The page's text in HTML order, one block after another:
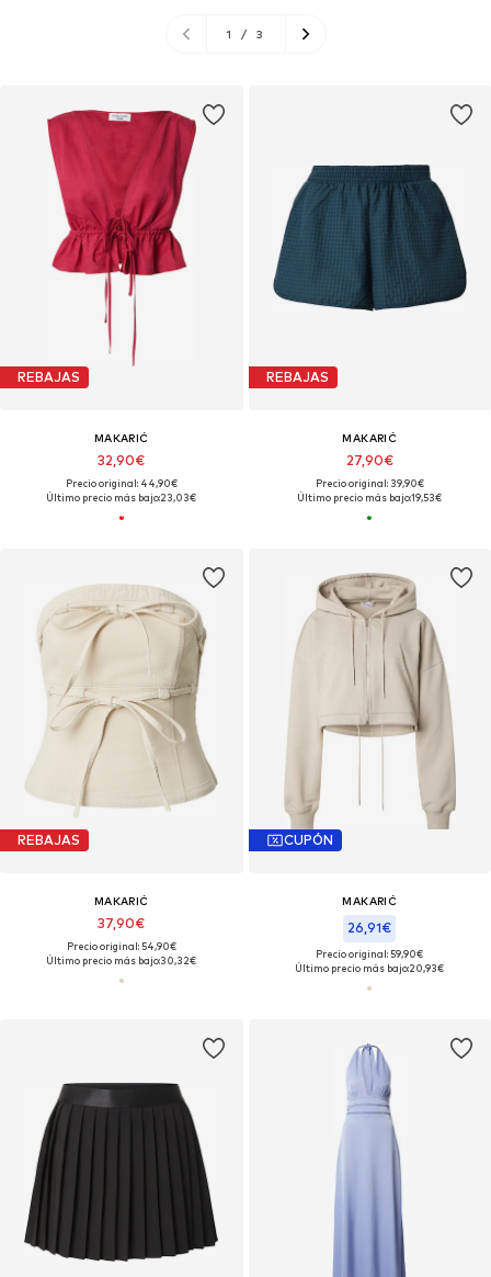
REBAJAS
MAKARIĆ
32,90€
Precio original: 44,90€
Último precio más bajo:23,03€
REBAJAS
MAKARIĆ
27,90€
Precio original: 39,90€
Último precio más bajo:19,53€
1 / 3
REBAJAS
MAKARIĆ
37,90€
Precio original: 54,90€
Último precio más bajo:30,32€
CUPÓN
MAKARIĆ
26,91€
Precio original: 59,90€
Último precio más bajo:20,93€